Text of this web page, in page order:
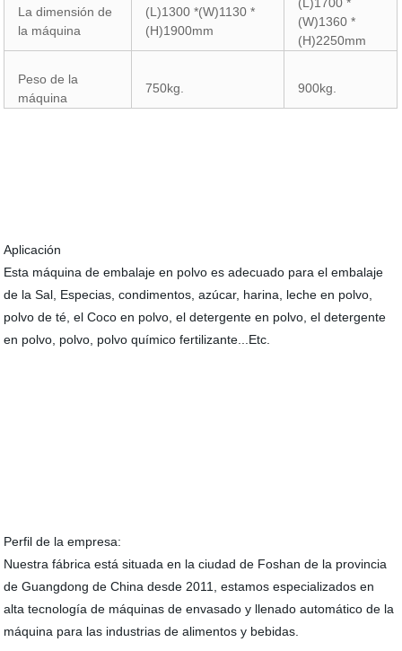
La dimensión de
la máquina
(L)1300 *(W)1130 *
(H)1900mm
(W)1360 *
(H)2250mm
Peso de la
máquina
750kg. 900kg.
Aplicación
Esta máquina de embalaje en polvo es adecuado para el embalaje
de la Sal, Especias, condimentos, azúcar, harina, leche en polvo,
polvo de té, el Coco en polvo, el detergente en polvo, el detergente
en polvo, polvo, polvo químico fertilizante...Etc.
Perfil de la empresa:
Nuestra fábrica está situada en la ciudad de Foshan de la provincia
de Guangdong de China desde 2011, estamos especializados en
alta tecnología de máquinas de envasado y llenado automático de la
máquina para las industrias de alimentos y bebidas.